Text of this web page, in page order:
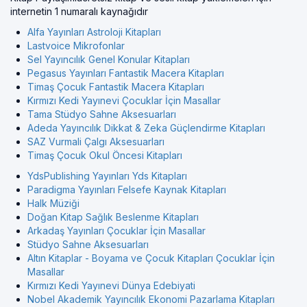
internetin 1 numaralı kaynağıdır
Alfa Yayınları Astroloji Kitapları
Lastvoice Mikrofonlar
Sel Yayıncılık Genel Konular Kitapları
Pegasus Yayınları Fantastik Macera Kitapları
Timaş Çocuk Fantastik Macera Kitapları
Kırmızı Kedi Yayınevi Çocuklar İçin Masallar
Tama Stüdyo Sahne Aksesuarları
Adeda Yayıncılık Dikkat & Zeka Güçlendirme Kitapları
SAZ Vurmali Çalgı Aksesuarları
Timaş Çocuk Okul Öncesi Kitapları
YdsPublishing Yayınları Yds Kitapları
Paradigma Yayınları Felsefe Kaynak Kitapları
Halk Müziği
Doğan Kitap Sağlık Beslenme Kitapları
Arkadaş Yayınları Çocuklar İçin Masallar
Stüdyo Sahne Aksesuarları
Altın Kitaplar - Boyama ve Çocuk Kitapları Çocuklar İçin
Masallar
Kırmızı Kedi Yayınevi Dünya Edebiyati
Nobel Akademik Yayıncılık Ekonomi Pazarlama Kitapları